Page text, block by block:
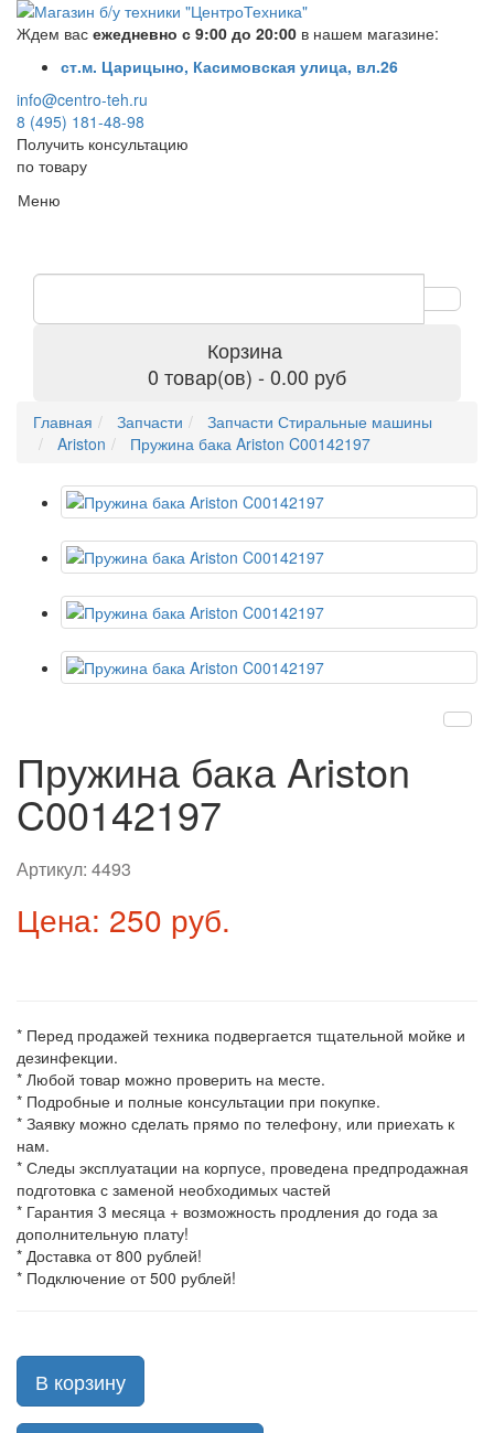
Ждем вас ежедневно с 9:00 до 20:00 в нашем магазине:
ст.м. Царицыно, Касимовская улица, вл.26
info@centro-teh.ru
8 (495) 181-48-98
Получить консультацию
по товару
Меню
Корзина
0 товар(ов) - 0.00 руб
Главная Запчасти
Запчасти Стиральные машины
Ariston
Пружина бака Ariston C00142197
Пружина бака Ariston
C00142197
Артикул: 4493
Цена: 250 руб.
* Перед продажей техника подвергается тщательной мойке и
дезинфекции.
* Любой товар можно проверить на месте.
* Подробные и полные консультации при покупке.
* Заявку можно сделать прямо по телефону, или приехать к
нам.
* Следы эксплуатации на корпусе, проведена предпродажная
подготовка с заменой необходимых частей
* Гарантия 3 месяца + возможность продления до года за
дополнительную плату!
* Доставка от 800 рублей!
* Подключение от 500 рублей!
В корзину